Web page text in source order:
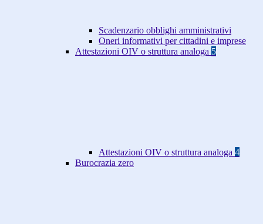
Scadenzario obblighi amministrativi
Oneri informativi per cittadini e imprese
Attestazioni OIV o struttura analoga 5
Attestazioni OIV o struttura analoga 4
Burocrazia zero